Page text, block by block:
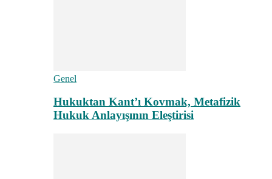
Genel
Hukuktan Kant’ı Kovmak, Metafizik
Hukuk Anlayışının Eleştirisi